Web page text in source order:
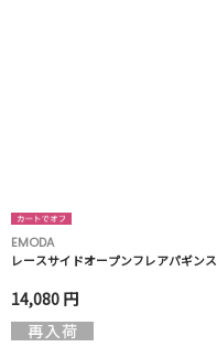
EMODA
レースサイドオープンフレアパギンス
14,080 円